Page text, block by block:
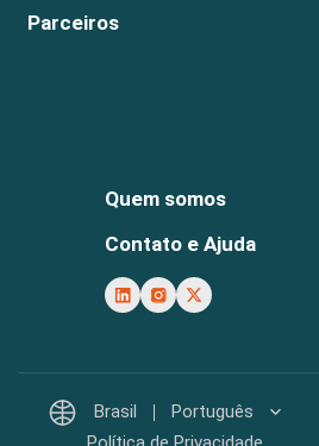
Parceiros
Quem somos
Contato e Ajuda
Brasil Português